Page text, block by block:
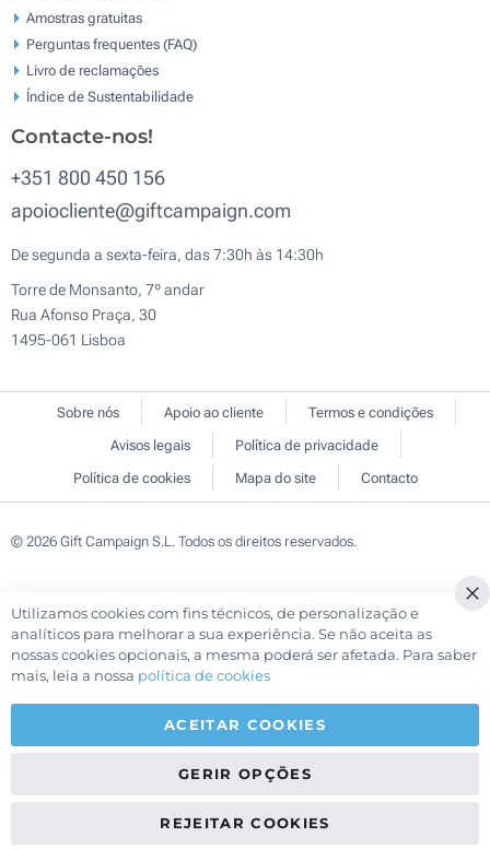
Amostras gratuitas
Perguntas frequentes (FAQ)
Livro de reclamaçōes
Índice de Sustentabilidade
Contacte-nos!
+351 800 450 156
apoiocliente@giftcampaign.com
De segunda a sexta-feira, das 7:30h às 14:30h
Torre de Monsanto, 7º andar
Rua Afonso Praça, 30
1495-061 Lisboa
Sobre nós Apoio ao cliente
Termos e condições
Avisos legais
Política de privacidade
Política de cookies
Mapa do site Contacto
© 2026 Gift Campaign S.L. Todos os direitos reservados.
Utilizamos cookies com fins técnicos, de personalização e
analíticos para melhorar a sua experiência. Se não aceita as
nossas cookies opcionais, a mesma poderá ser afetada. Para saber
mais, leia a nossa política de cookies
ACEITAR COOKIES
GERIR OPÇÕES
REJEITAR COOKIES